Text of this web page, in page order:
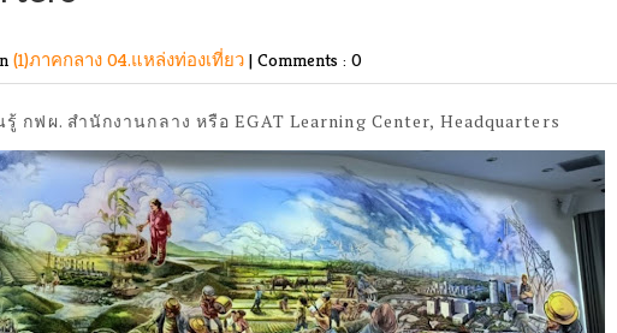
(1)ภาคกลาง 04.แหล่งท่องเที่ยว | Comments : 0
รู้ กฟผ. สำนักงานกลาง หรือEGAT Learning Center, Headquarters